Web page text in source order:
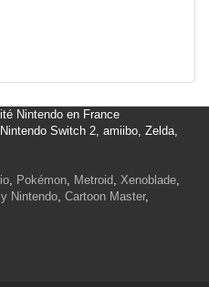
Nintendo en France
Switch 2, amiibo, Zelda,
, Pokémon, Metroid, Xenoblade,
Nintendo, Cartoon Master,